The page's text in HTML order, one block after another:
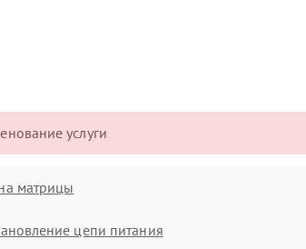
услуги
матрицы
цепи питания